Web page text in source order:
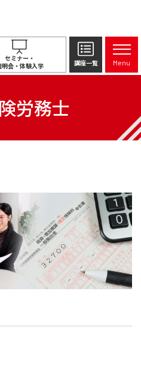
セミナー・
明会・体験入学
講座一覧 Menu
労務士